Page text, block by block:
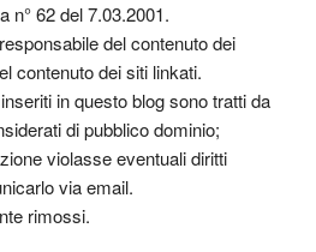
n° 62 del 7.03.2001.
del contenuto dei
contenuto dei siti linkati.
in questo blog sono tratti da
di pubblico dominio;
violasse eventuali diritti
via email.
rimossi.